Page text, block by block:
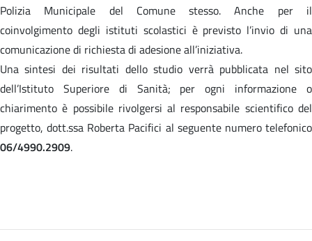
Polizia Municipale del Comune stesso. Anche per il
coinvolgimento degli istituti scolastici è previsto l’invio di una
comunicazione di richiesta di adesione all’iniziativa.
Una sintesi dei risultati dello studio verrà pubblicata nel sito
dell’Istituto Superiore di Sanità; per ogni informazione o
chiarimento è possibile rivolgersi al responsabile scientifico del
progetto, dott.ssa Roberta Pacifici al seguente numero telefonico
06/4990.2909.